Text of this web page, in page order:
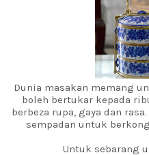
Dunia masakan memang
boleh bertukar kepada
berbeza rupa, gaya dan
sempadan untuk
Untuk sebarang